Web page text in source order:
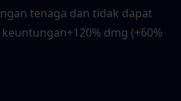
tenaga dan tidak dapat
dmg (+60%